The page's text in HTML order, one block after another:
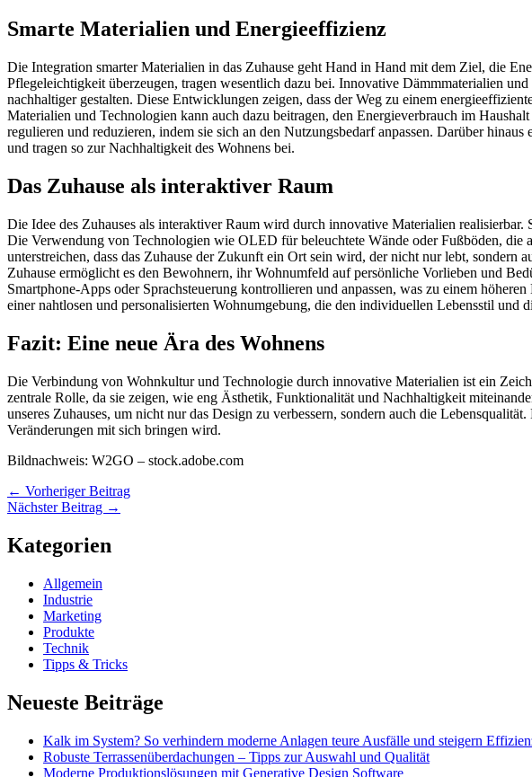
Smarte Materialien und Energieeffizienz
Die Integration smarter Materialien in das Zuhause geht Hand in Hand mit dem Ziel, die
Pflegeleichtigkeit überzeugen, tragen wesentlich dazu bei. Innovative Dämmmaterialien
nachhaltiger gestalten. Diese Entwicklungen zeigen, dass der Weg zu einem
Materialien und Technologien kann auch dazu beitragen, den Energieverbrauch im
regulieren und reduzieren, indem sie sich an den Nutzungsbedarf anpassen. Darüber
und tragen so zur Nachhaltigkeit des Wohnens bei.
Das Zuhause als interaktiver Raum
Die Idee des Zuhauses als interaktiver Raum wird durch innovative Materialien
Die Verwendung von Technologien wie OLED für beleuchtete Wände oder Fußböden,
unterstreichen, dass das Zuhause der Zukunft ein Ort sein wird, der nicht nur lebt,
Zuhause ermöglicht es den Bewohnern, ihr Wohnumfeld auf persönliche Vorlieben und
Smartphone-Apps oder Sprachsteuerung kontrollieren und anpassen, was zu einem
einer nahtlosen und personalisierten Wohnumgebung, die den individuellen Lebensstil und
Fazit: Eine neue Ära des Wohnens
Die Verbindung von Wohnkultur und Technologie durch innovative Materialien ist ein
zentrale Rolle, da sie zeigen, wie eng Ästhetik, Funktionalität und Nachhaltigkeit
unseres Zuhauses, um nicht nur das Design zu verbessern, sondern auch die
Veränderungen mit sich bringen wird.
Bildnachweis: W2GO – stock.adobe.com
← Vorheriger Beitrag
Nächster Beitrag →
Kategorien
Allgemein
Industrie
Marketing
Produkte
Technik
Tipps & Tricks
Neueste Beiträge
Kalk im System? So verhindern moderne Anlagen teure Ausfälle und steigern
Robuste Terrassenüberdachungen – Tipps zur Auswahl und Qualität
Moderne Produktionslösungen mit Generative Design Software